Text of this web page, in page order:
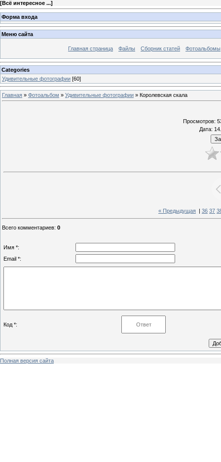
[Всё интересное ...]
Форма входа
Меню сайта
Главная страница Файлы Сборник статей Фотоальбомы
Categories
Удивительные фотографии [60]
Главная » Фотоальбом » Удивительные фотографии » Королевская скала
Просмотров:
Дата:
« Предыдущая 36 37
Всего комментариев: 0
Имя *:
Email *:
Код *:
Полная версия сайта